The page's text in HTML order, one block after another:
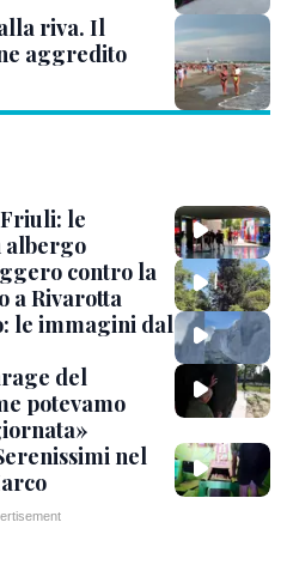
riva. Il
aggredito
le
contro la
a Rivarotta
le immagini dal
del
potevamo
nel